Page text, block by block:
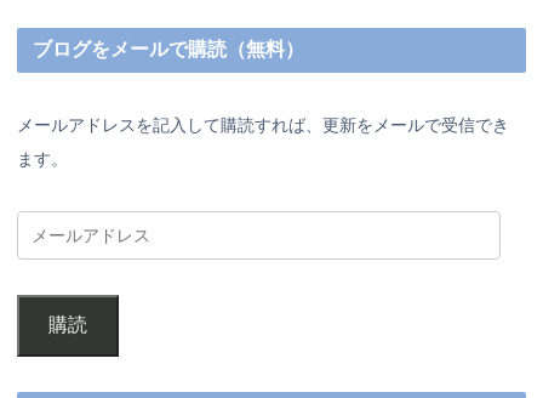
ブログをメールで購読（無料）
メールアドレスを記入して購読すれば、更新をメールで受信でき
ます。
購読